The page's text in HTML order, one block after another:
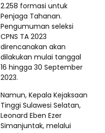
2.258 formasi untuk
Penjaga Tahanan.
Pengumuman seleksi
CPNS TA 2023
direncanakan akan
dilakukan mulai tanggal
16 hingga 30 September
2023.
Namun, Kepala Kejaksaan
Tinggi Sulawesi Selatan,
Leonard Eben Ezer
Simanjuntak, melalui